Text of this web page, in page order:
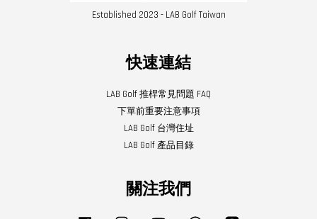
Established 2023 - LAB Golf Taiwan
快速連結
LAB Golf 推桿常見問題 FAQ
下單前重要注意事項
LAB Golf 台灣住址
LAB Golf 產品目錄
關注我們